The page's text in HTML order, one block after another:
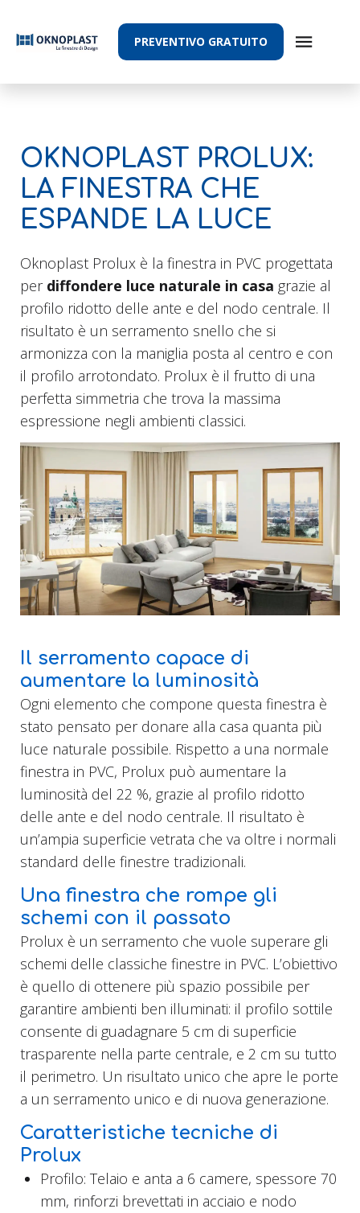
PREVENTIVO GRATUITO
OKNOPLAST PROLUX:
LA FINESTRA CHE
ESPANDE LA LUCE
Oknoplast Prolux è la finestra in PVC progettata
per diffondere luce naturale in casa grazie al
profilo ridotto delle ante e del nodo centrale. Il
risultato è un serramento snello che si
armonizza con la maniglia posta al centro e con
il profilo arrotondato. Prolux è il frutto di una
perfetta simmetria che trova la massima
espressione negli ambienti classici.
Il serramento capace di
aumentare la luminosità
Ogni elemento che compone questa finestra è
stato pensato per donare alla casa quanta più
luce naturale possibile. Rispetto a una normale
finestra in PVC, Prolux può aumentare la
luminosità del 22 %, grazie al profilo ridotto
delle ante e del nodo centrale. Il risultato è
un’ampia superficie vetrata che va oltre i normali
standard delle finestre tradizionali.
Una finestra che rompe gli
schemi con il passato
Prolux è un serramento che vuole superare gli
schemi delle classiche finestre in PVC. L’obiettivo
è quello di ottenere più spazio possibile per
garantire ambienti ben illuminati: il profilo sottile
consente di guadagnare 5 cm di superficie
trasparente nella parte centrale, e 2 cm su tutto
il perimetro. Un risultato unico che apre le porte
a un serramento unico e di nuova generazione.
Caratteristiche tecniche di
Prolux
Profilo: Telaio e anta a 6 camere, spessore 70
mm, rinforzi brevettati in acciaio e nodo